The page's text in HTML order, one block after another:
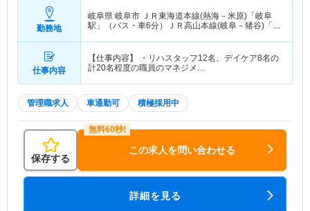
勤務地
岐阜県 岐阜市 ＪＲ東海道本線(熱海－米原)「岐阜
駅」（バス・車6分）ＪＲ高山本線(岐阜－猪谷)「岐
仕事内容
【仕事内容】 ・リハスタッフ12名、デイケア8名の
計20名程度の職員のマネジメ…
管理職求人 車通勤可 積極採用中
保存する
この求人を問い合わせる
詳細を見る